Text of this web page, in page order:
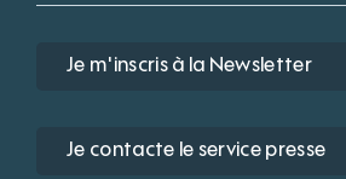
Je m'inscris à la Newsletter
Je contacte le service presse